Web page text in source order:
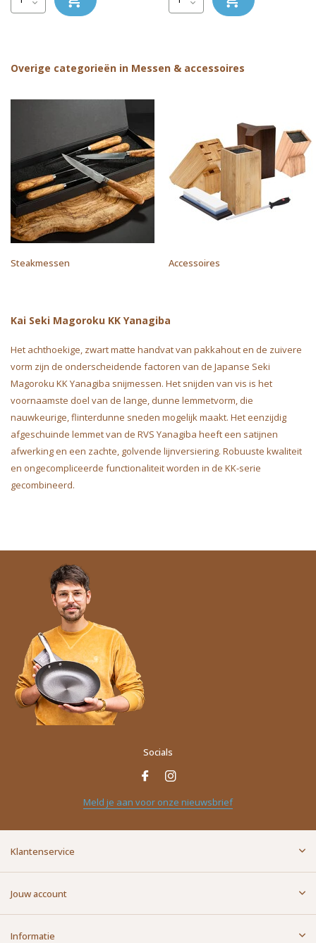
Overige categorieën in Messen & accessoires
Steakmessen Accessoires
Kai Seki Magoroku KK Yanagiba
Het achthoekige, zwart matte handvat van pakkahout en de zuivere
vorm zijn de onderscheidende factoren van de Japanse Seki
Magoroku KK Yanagiba snijmessen. Het snijden van vis is het
voornaamste doel van de lange, dunne lemmetvorm, die
nauwkeurige, flinterdunne sneden mogelijk maakt. Het eenzijdig
afgeschuinde lemmet van de RVS Yanagiba heeft een satijnen
afwerking en een zachte, golvende lijnversiering. Robuuste kwaliteit
en ongecompliceerde functionaliteit worden in de KK-serie
gecombineerd.
Socials
Meld je aan voor onze nieuwsbrief
Klantenservice
Jouw account
Informatie